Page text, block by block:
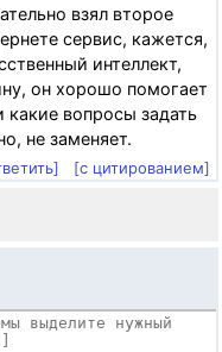
взял второе
сервис, кажется,
интеллект,
он хорошо помогает
какие вопросы задать
не заменяет.
[с цитированием]